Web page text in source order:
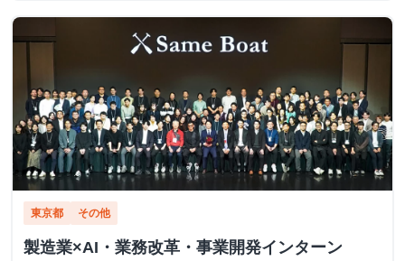
東京都 その他
製造業×AI・業務改革・事業開発インターン